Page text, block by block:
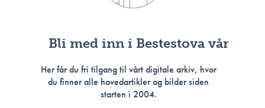
Bli med inn i Bestestova vår
Her får du fri tilgang til vårt digitale arkiv, hvor
du finner alle hovedartikler og bilder siden
starten i 2004.